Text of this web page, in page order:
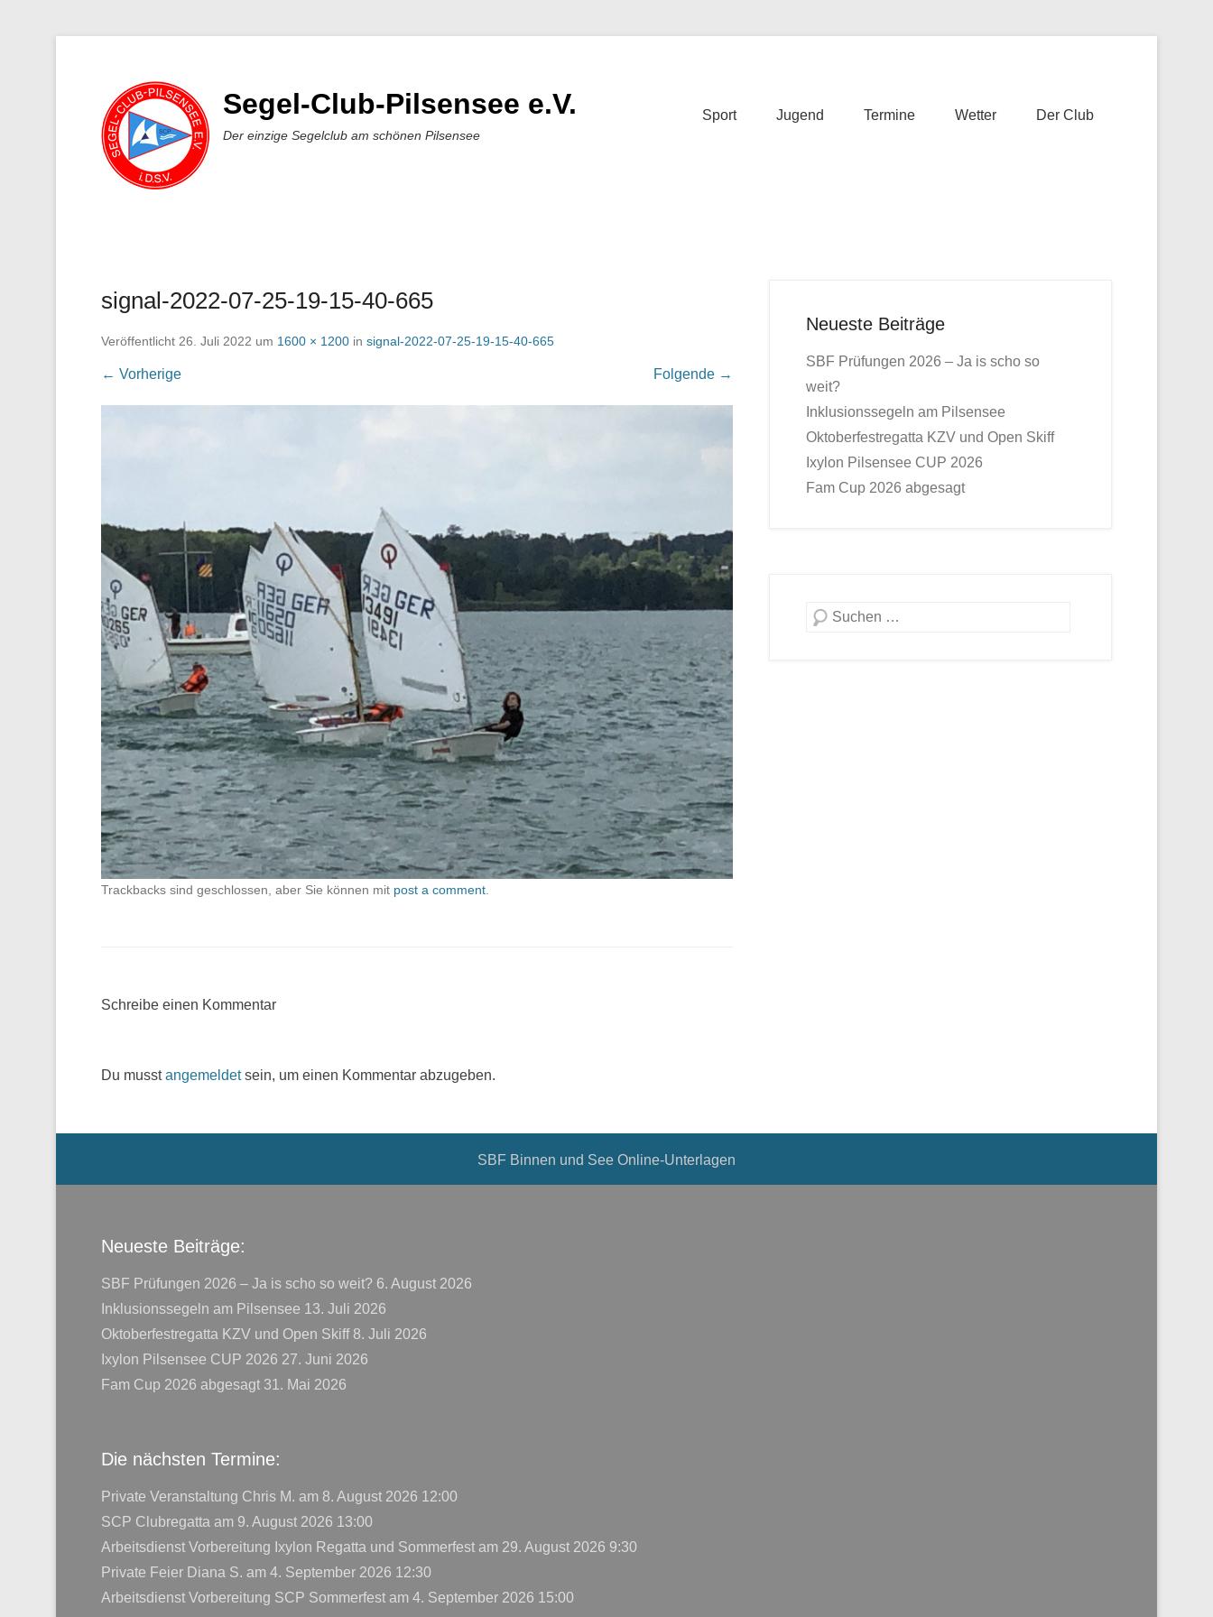
Segel-Club-Pilsensee e.V.
Der einzige Segelclub am schönen Pilsensee
Sport Jugend Termine Wetter Der Club
signal-2022-07-25-19-15-40-665
Veröffentlicht 26. Juli 2022 um 1600 × 1200 in signal-2022-07-25-19-15-40-665
← Vorherige Folgende →
Trackbacks sind geschlossen, aber Sie können mit post a comment
Schreibe einen Kommentar
Du musstangemeldetsein, um einen Kommentar abzugeben.
Neueste Beiträge
SBF Prüfungen 2026 – Ja is scho so
weit?
Inklusionssegeln am Pilsensee
Oktoberfestregatta KZV und Open Skiff
Ixylon Pilsensee CUP 2026
Fam Cup 2026 abgesagt
Suche
SBF Binnen und See Online-Unterlagen
Neueste Beiträge:
SBF Prüfungen 2026 – Ja is scho so weit? 6. August 2026
Inklusionssegeln am Pilsensee 13. Juli 2026
Oktoberfestregatta KZV und Open Skiff 8. Juli 2026
Ixylon Pilsensee CUP 2026 27. Juni 2026
Fam Cup 2026 abgesagt 31. Mai 2026
Die nächsten Termine:
Private Veranstaltung Chris M. am 8. August 2026 12:00
SCP Clubregatta am 9. August 2026 13:00
Arbeitsdienst Vorbereitung Ixylon Regatta und Sommerfest am 29. August 2026 9:30
Private Feier Diana S. am 4. September 2026 12:30
Arbeitsdienst Vorbereitung SCP Sommerfest am 4. September 2026 15:00